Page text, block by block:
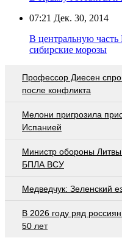
07:21 Дек. 30, 2014
В центральную
сибирские морозы
Профессор Диесен
после конфликта
Мелони пригрозила
Испанией
Министр обороны
БПЛА ВСУ
Медведчук: Зеленский
В 2026 году ряд
50 лет